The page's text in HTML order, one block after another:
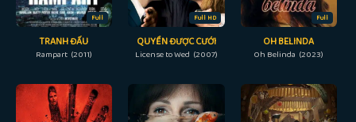
Full
TRANH ĐẤU
Rampart (2011)
Full HD
QUYỀN ĐƯỢC CƯỚI
License to Wed (2007)
Full
OH BELINDA
Oh Belinda (2023)